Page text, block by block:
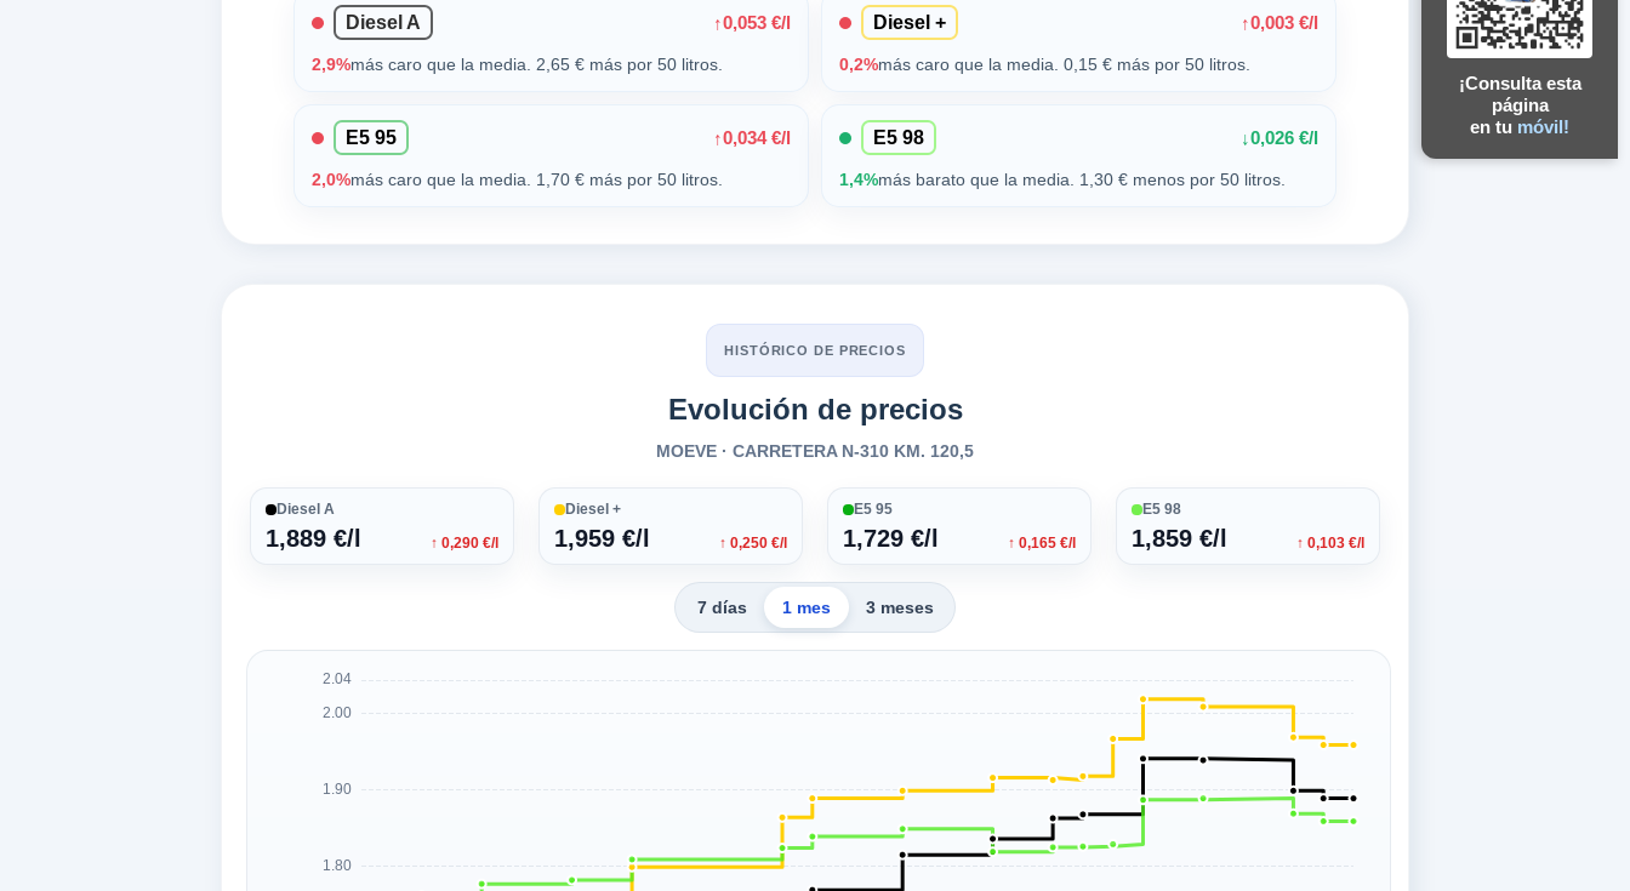
¡Consulta esta
página
en tu móvil!
Diesel A ↑0,053 €/l
2,9%más caro que la media. 2,65 € más por 50 litros.
Diesel + ↑0,003 €/l
0,2%más caro que la media. 0,15 € más por 50 litros.
E5 95 ↑0,034 €/l
2,0%más caro que la media. 1,70 € más por 50 litros.
E5 98 ↓0,026 €/l
1,4%más barato que la media. 1,30 € menos por 50 litros.
HISTÓRICO DE PRECIOS
Evolución de precios
MOEVE · CARRETERA N-310 KM. 120,5
Diesel A
1,889 €/l ↑ 0,290 €/l
Diesel +
1,959 €/l ↑ 0,250 €/l
E5 95
1,729 €/l ↑ 0,165 €/l
E5 98
1,859 €/l ↑ 0,103 €/l
7 días 1 mes 3 meses